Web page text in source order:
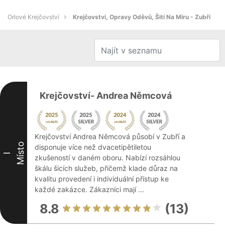
Orlové Krejčovství Krejčovství, Opravy Oděvů, Šití Na Míru - Zubří
I Místo
Krejčovství- Andrea Němcová
Krejčovství Andrea Němcová působí v Zubří a
disponuje více než dvacetipětiletou
zkušeností v daném oboru. Nabízí rozsáhlou
škálu šicích služeb, přičemž klade důraz na
kvalitu provedení i individuální přístup ke
každé zakázce. Zákazníci mají ...
8.8 (13)